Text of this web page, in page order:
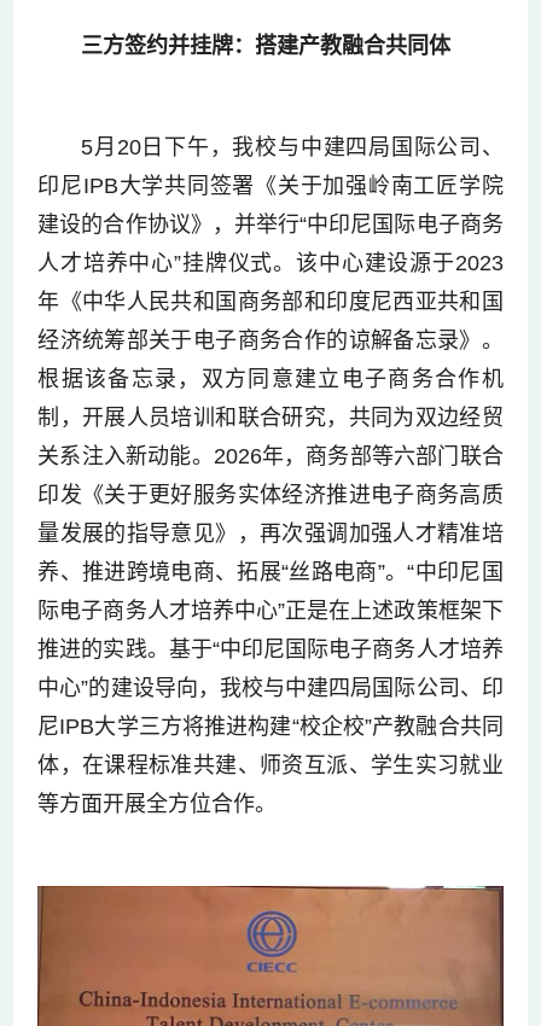
三方签约并挂牌：搭建产教融合共同体
5月20日下午，我校与中建四局国际公司、
印尼IPB大学共同签署《关于加强岭南工匠学院
建设的合作协议》，并举行“中印尼国际电子商务
人才培养中心”挂牌仪式。该中心建设源于2023
年《中华人民共和国商务部和印度尼西亚共和国
经济统筹部关于电子商务合作的谅解备忘录》。
根据该备忘录，双方同意建立电子商务合作机
制，开展人员培训和联合研究，共同为双边经贸
关系注入新动能。2026年，商务部等六部门联合
印发《关于更好服务实体经济推进电子商务高质
量发展的指导意见》，再次强调加强人才精准培
养、推进跨境电商、拓展“丝路电商”。“中印尼国
际电子商务人才培养中心”正是在上述政策框架下
推进的实践。基于“中印尼国际电子商务人才培养
中心”的建设导向，我校与中建四局国际公司、印
尼IPB大学三方将推进构建“校企校”产教融合共同
体，在课程标准共建、师资互派、学生实习就业
等方面开展全方位合作。